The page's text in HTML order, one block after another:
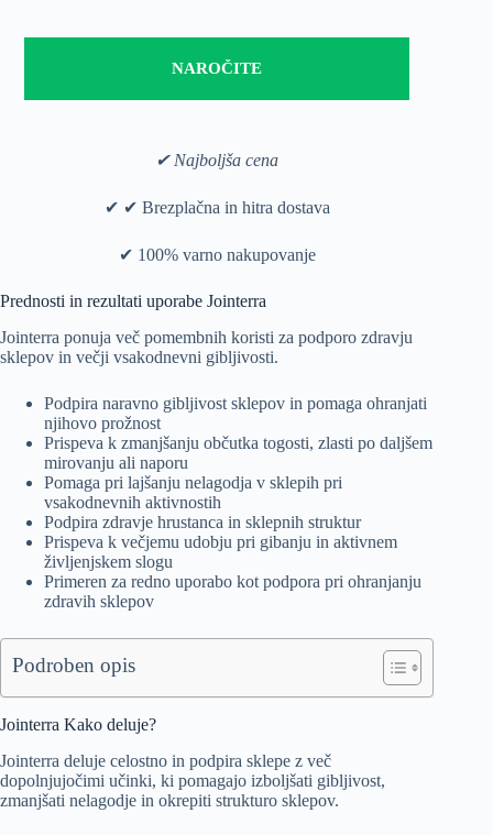
NAROČITE
✔ Najboljša cena
✔ ✔ Brezplačna in hitra dostava
✔ 100% varno nakupovanje
Prednosti in rezultati uporabe Jointerra
Jointerra ponuja več pomembnih koristi za podporo zdravju
sklepov in večji vsakodnevni gibljivosti.
Podpira naravno gibljivost sklepov in pomaga ohranjati
njihovo prožnost
Prispeva k zmanjšanju občutka togosti, zlasti po daljšem
mirovanju ali naporu
Pomaga pri lajšanju nelagodja v sklepih pri
vsakodnevnih aktivnostih
Podpira zdravje hrustanca in sklepnih struktur
Prispeva k večjemu udobju pri gibanju in aktivnem
življenjskem slogu
Primeren za redno uporabo kot podpora pri ohranjanju
zdravih sklepov
Podroben opis
Jointerra Kako deluje?
Jointerra deluje celostno in podpira sklepe z več
dopolnjujočimi učinki, ki pomagajo izboljšati gibljivost,
zmanjšati nelagodje in okrepiti strukturo sklepov.